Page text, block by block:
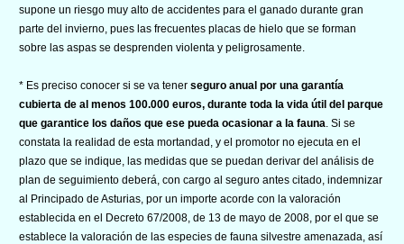
supone un riesgo muy alto de accidentes para el ganado durante gran
parte del invierno, pues las frecuentes placas de hielo que se forman
sobre las aspas se desprenden violenta y peligrosamente.
* Es preciso conocer si se va tener seguro anual por una garantía
cubierta de al menos 100.000 euros, durante toda la vida útil del parque
que garantice los daños que ese pueda ocasionar a la fauna . Si se
constata la realidad de esta mortandad, y el promotor no ejecuta en el
plazo que se indique, las medidas que se puedan derivar del análisis de
plan de seguimiento deberá, con cargo al seguro antes citado, indemnizar
al Principado de Asturias, por un importe acorde con la valoración
establecida en el Decreto 67/2008, de 13 de mayo de 2008, por el que se
establece la valoración de las especies de fauna silvestre amenazada, así